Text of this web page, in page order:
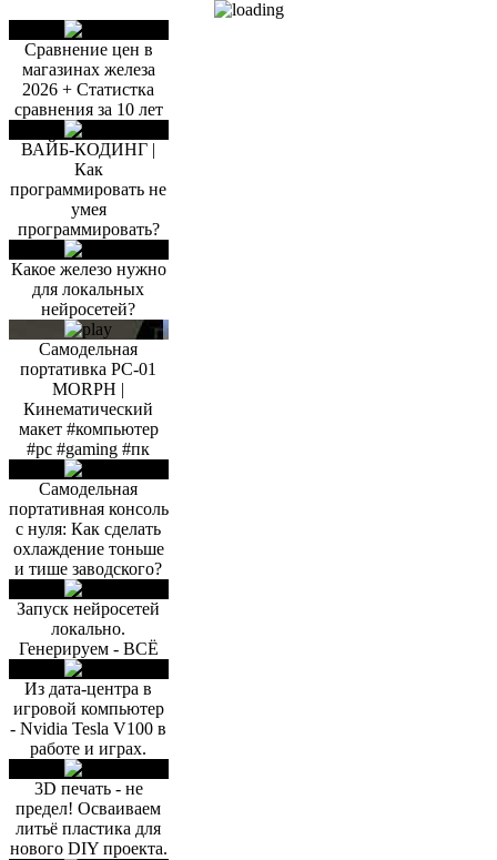
Сравнение цен в
магазинах железа
2026 + Статистка
сравнения за 10 лет
ВАЙБ-КОДИНГ |
Как
программировать не
умея
программировать?
Какое железо нужно
для локальных
нейросетей?
Самодельная
портативка PC-01
MORPH |
Кинематический
макет #компьютер
#pc #gaming #пк
Самодельная
портативная консоль
с нуля: Как сделать
охлаждение тоньше
и тише заводского?
Запуск нейросетей
локально.
Генерируем - ВСЁ
Из дата-центра в
игровой компьютер
- Nvidia Tesla V100 в
работе и играх.
3D печать - не
предел! Осваиваем
литьё пластика для
нового DIY проекта.